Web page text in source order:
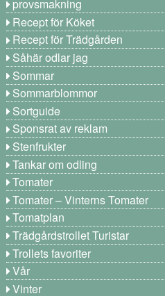
provsmakning
Recept för Köket
Recept för Trädgården
Såhär odlar jag
Sommar
Sommarblommor
Sortguide
Sponsrat av reklam
Stenfrukter
Tankar om odling
Tomater
Tomater – Vinterns Tomater
Tomatplan
Trädgårdstrollet Turistar
Trollets favoriter
Vår
Vinter